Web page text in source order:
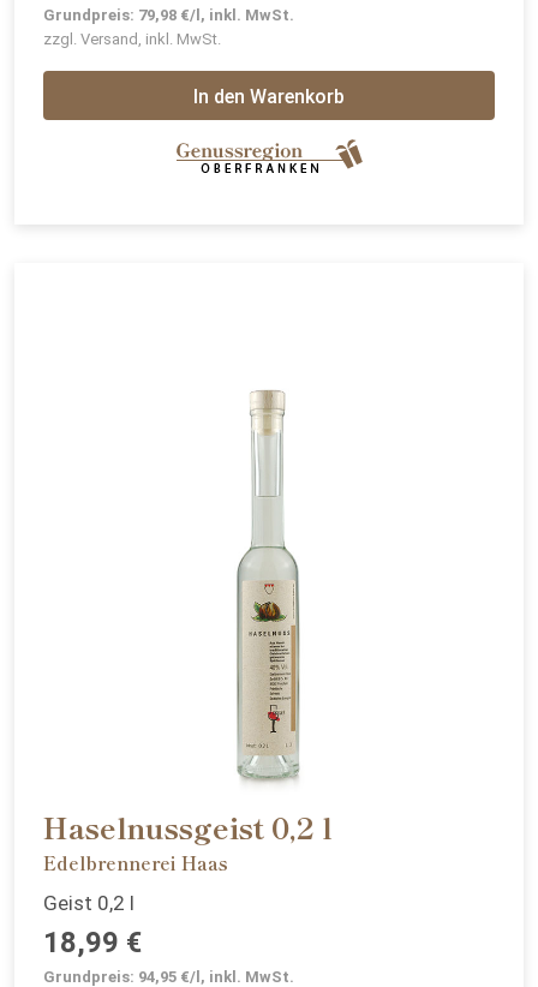
Grundpreis: 79,98 €/l, inkl. MwSt.
zzgl. Versand, inkl. MwSt.
In den Warenkorb
Haselnussgeist 0,2 l
Edelbrennerei Haas
Geist 0,2 l
18,99 €
Grundpreis: 94,95 €/l, inkl. MwSt.